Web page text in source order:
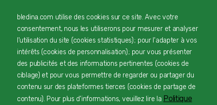
Activités en crèche chez les
grands
Nos enfants grandissent si vite à
la maison et à la crèche. Que
font-ils en structures d'accueil ?
Bledina fait le point avec Elodie
bledina.com utilise des cookies sur ce site. Avec votre
consentement, nous les utiliserons pour mesurer et analyser
l'utilisation du site (cookies statistiques) ; pour l'adapter à vos
intérêts (cookies de personnalisation) ; pour vous présenter
des publicités et des informations pertinentes (cookies de
ciblage) et pour vous permettre de regarder ou partager du
contenu sur des plateformes tierces (cookies de partage de
contenu). Pour plus d'informations, veuillez lire la Politique